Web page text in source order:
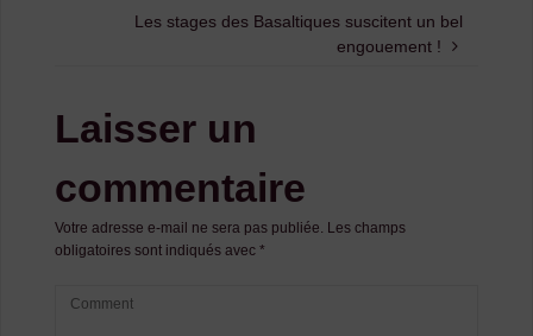
Les stages des Basaltiques suscitent un bel
engouement !
Laisser un
commentaire
Votre adresse e-mail ne sera pas publiée. Les champs
obligatoires sont indiqués avec *